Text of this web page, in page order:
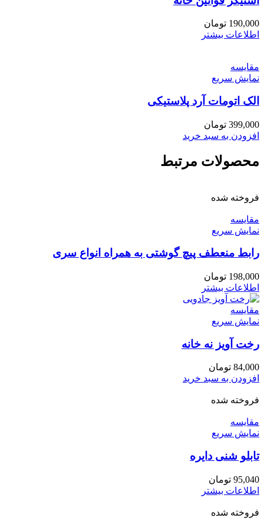
190,000 تومان
اطلاعات بیشتر
مقايسه
نمایش سریع
الک اتومات آرد پلاستیکی
399,000 تومان
افزودن به سبد خرید
محصولات مرتبط
فروخته شده
مقايسه
نمایش سریع
رابط منعطف پیچ گوشتی به همراه انواع سری
198,000 تومان
اطلاعات بیشتر
مقايسه
نمایش سریع
رخت آویز نه خانه
84,000 تومان
افزودن به سبد خرید
فروخته شده
مقايسه
نمایش سریع
تابلو شنی دایره
95,040 تومان
اطلاعات بیشتر
فروخته شده